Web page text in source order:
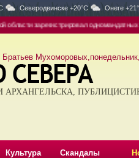
Северодвинске +20°C Онеге
зарегистрировал одномандатных
Братьев
АРХАНГЕЛЬСКА,
Культура Скандалы